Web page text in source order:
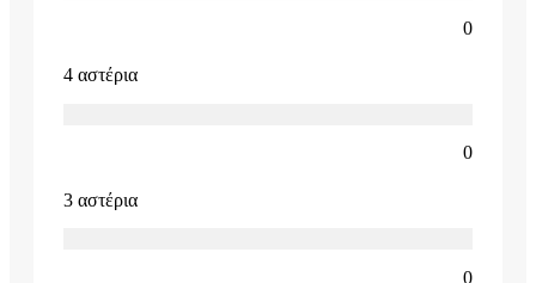
0
4 αστέρια
0
3 αστέρια
0